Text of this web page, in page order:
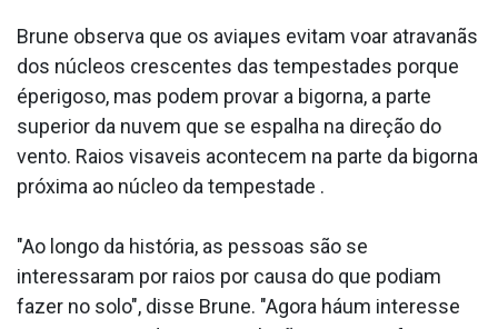
Brune observa que os aviaµes evitam voar atravanãs
dos núcleos crescentes das tempestades porque
éperigoso, mas podem provar a bigorna, a parte
superior da nuvem que se espalha na direção do
vento. Raios visa­veis acontecem na parte da bigorna
próxima ao núcleo da tempestade .
"Ao longo da história, as pessoas são se
interessaram por raios por causa do que podiam
fazer no solo", disse Brune. "Agora háum interesse